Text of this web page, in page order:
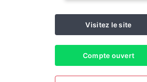
Visitez le site
Compte ouvert